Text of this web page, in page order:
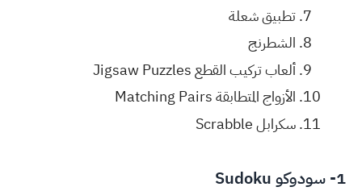
تطبيق شعلة
الشطرنج
ألعاب تركيب القطع Jigsaw Puzzles
الأزواج المتطابقة Matching Pairs
سكرابل Scrabble
1- سودوكو Sudoku